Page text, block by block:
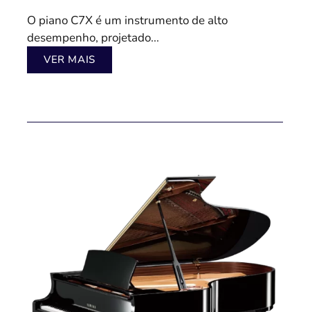
O piano C7X é um instrumento de alto
desempenho, projetado...
VER MAIS